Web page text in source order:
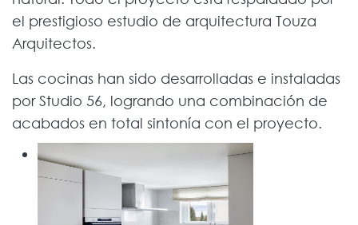
el prestigioso estudio de arquitectura Touza
Arquitectos.
Las cocinas han sido desarrolladas e instaladas
por Studio 56, logrando una combinación de
acabados en total sintonía con el proyecto.